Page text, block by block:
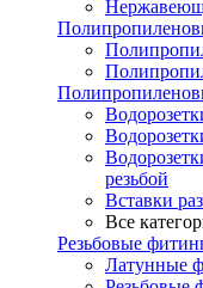
резьбой
Вставки
Все
Резьбовые
Латунные